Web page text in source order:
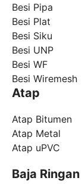
Besi Pipa
Besi Plat
Besi Siku
Besi UNP
Besi WF
Besi Wiremesh
Atap
Atap Bitumen
Atap Metal
Atap uPVC
Baja Ringan